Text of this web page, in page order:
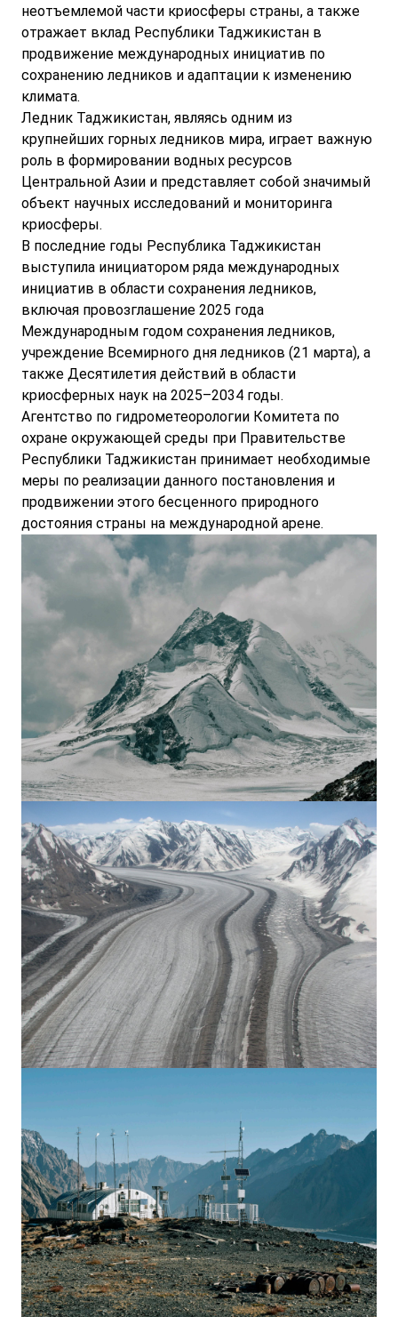
неотъемлемой части криосферы страны, а также
отражает вклад Республики Таджикистан в
продвижение международных инициатив по
сохранению ледников и адаптации к изменению
климата.
Ледник Таджикистан, являясь одним из
крупнейших горных ледников мира, играет важную
роль в формировании водных ресурсов
Центральной Азии и представляет собой значимый
объект научных исследований и мониторинга
криосферы.
В последние годы Республика Таджикистан
выступила инициатором ряда международных
инициатив в области сохранения ледников,
включая провозглашение 2025 года
Международным годом сохранения ледников,
учреждение Всемирного дня ледников (21 марта), а
также Десятилетия действий в области
криосферных наук на 2025–2034 годы.
Агентство по гидрометеорологии Комитета по
охране окружающей среды при Правительстве
Республики Таджикистан принимает необходимые
меры по реализации данного постановления и
продвижении этого бесценного природного
достояния страны на международной арене.